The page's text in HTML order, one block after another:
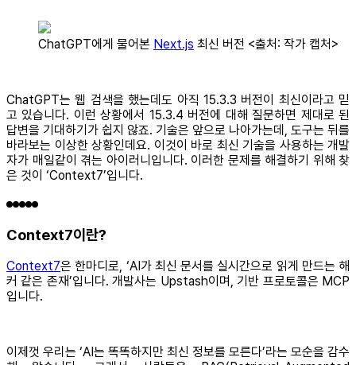
ChatGPT에게 물어본 Next.js 최신 버전 <출처: 작가 캡처>
ChatGPT는 웹 검색을 했는데도 아직 15.3.3 버전이 최신이라고 믿
고 있습니다. 이런 상황에서 15.3.4 버전에 대해 질문하면 제대로 된
답변을 기대하기가 쉽지 않죠. 기술은 앞으로 나아가는데, 도구는 뒤를
바라보는 이상한 상황인데요. 이것이 바로 최신 기술을 사용하는 개발
자가 매일같이 겪는 아이러니입니다. 이러한 문제를 해결하기 위해 찾
은 것이 ‘Context7’입니다.
Context7이란?
Context7은 한마디로, ‘AI가 최신 문서를 실시간으로 읽게 만드는 해
커 같은 존재’입니다. 개발사는 Upstash이며, 기반 프로토콜은 MCP
입니다.
이제껏 우리는 ‘AI는 똑똑하지만 최신 정보를 모른다’라는 모순을 감수